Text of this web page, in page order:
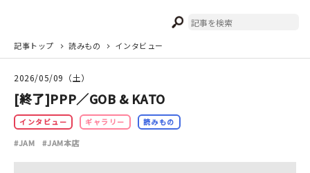
JAMのこと
お店/ワークスペース
記事トップ 読みもの インタビュー
2026/05/09（土）
[終了]PPP／GOB & KATO
インタビュー ギャラリー 読みもの
#JAM #JAM本店